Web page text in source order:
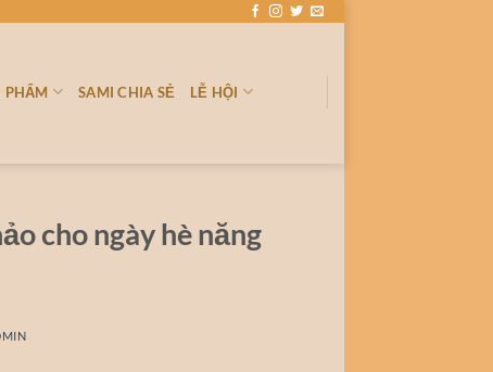
PHẨM SAMI CHIA SẺ LỄ HỘI
cho ngày hè năng